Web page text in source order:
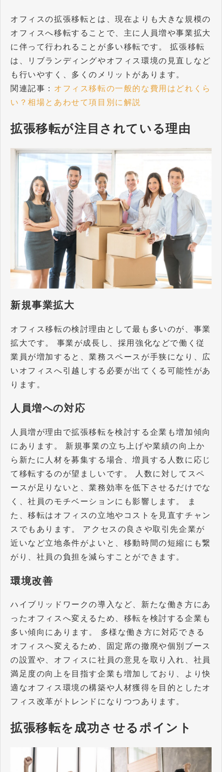
オフィスの拡張移転とは、現在よりも大きな規模の
オフィスへ移転することで、主に人員増や事業拡大
に伴って行われることが多い移転です。 拡張移転
は、リブランディングやオフィス環境の見直しなど
も行いやすく、多くのメリットがあります。
​​​​​​​関連記事： オフィス移転の一般的な費用はどれくら
い？相場とあわせて項目別に解説
拡張移転が注目されている理由
新規事業拡大
オフィス移転の検討理由として最も多いのが、事業
拡大です。 事業が成長し、採用強化などで働く従
業員が増加すると、業務スペースが手狭になり、広
いオフィスへ引越しする必要が出てくる可能性があ
ります。
人員増への対応
人員増が理由で拡張移転を検討する企業も増加傾向
にあります。 新規事業の立ち上げや業績の向上か
ら新たに人材を募集する場合、増員する人数に応じ
て移転するのが望ましいです。 人数に対してスペ
ースが足りないと、業務効率を低下させるだけでな
く、社員のモチベーションにも影響します。 ま
た、移転はオフィスの立地やコストを見直すチャン
スでもあります。 アクセスの良さや取引先企業が
近いなど立地条件がよいと、移動時間の短縮にも繋
がり、社員の負担を減らすことができます。
環境改善
ハイブリッドワークの導入など、新たな働き方にあ
ったオフィスへ変えるため、移転を検討する企業も
多い傾向にあります。 多様な働き方に対応できる
オフィスへ変えるため、固定席の撤廃や個別ブース
の設置や、オフィスに社員の意見を取り入れ、社員
満足度の向上を目指す企業も増加しており、より快
適なオフィス環境の構築や人材獲得を目的としたオ
フィス改革がトレンドになりつつあります。
拡張移転を成功させるポイント